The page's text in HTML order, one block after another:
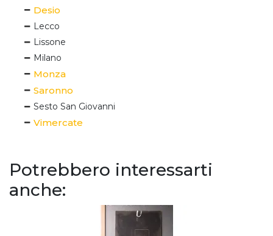
Desio
Lecco
Lissone
Milano
Monza
Saronno
Sesto San Giovanni
Vimercate
Potrebbero interessarti
anche: